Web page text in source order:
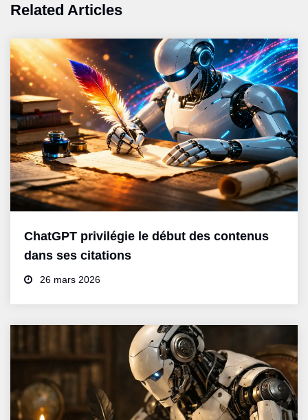
Related Articles
ChatGPT privilégie le début des contenus
dans ses citations
26 mars 2026